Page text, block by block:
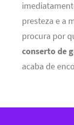
presteza e a
procura por
conserto de
acaba de